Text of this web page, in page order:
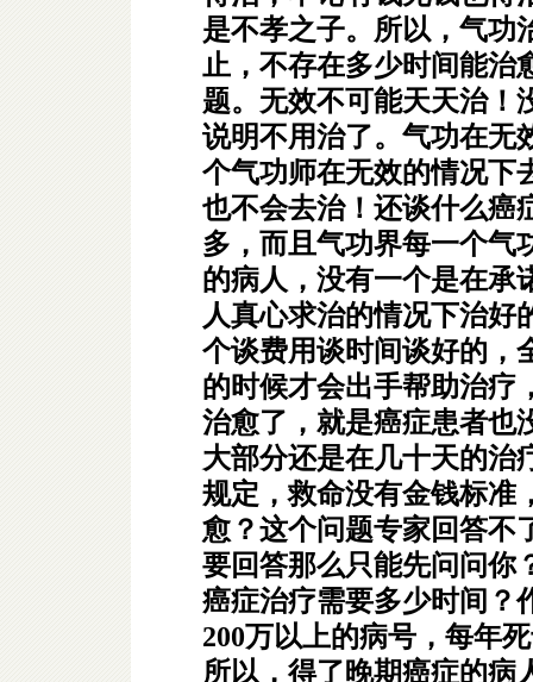
是不孝之子。所以，气功
止，不存在多少时间能治
题。无效不可能天天治！
说明不用治了。气功在无
个气功师在无效的情况下
也不会去治！还谈什么癌
多，而且气功界每一个气
的病人，没有一个是在承
人真心求治的情况下治好
个谈费用谈时间谈好的，
的时候才会出手帮助治疗
治愈了，就是癌症患者也
大部分还是在几十天的治
规定，救命没有金钱标准
愈？这个问题专家回答不
要回答那么只能先问问你
癌症治疗需要多少时间？
200万以上的病号，每年
所以，得了晚期癌症的病